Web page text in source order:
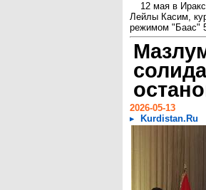
12 мая в
Лейлы Касим,
режимом "Баас"
2026-05-13
Kurdistan.Ru